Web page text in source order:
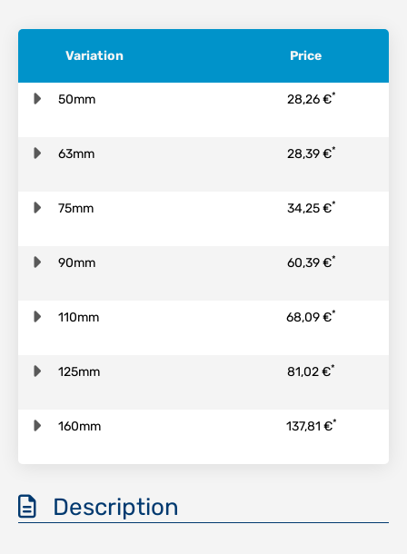
Variation Price
50mm 28,26 €*
63mm 28,39 €*
75mm 34,25 €*
90mm 60,39 €*
110mm 68,09 €*
125mm 81,02 €*
160mm 137,81 €*
Description